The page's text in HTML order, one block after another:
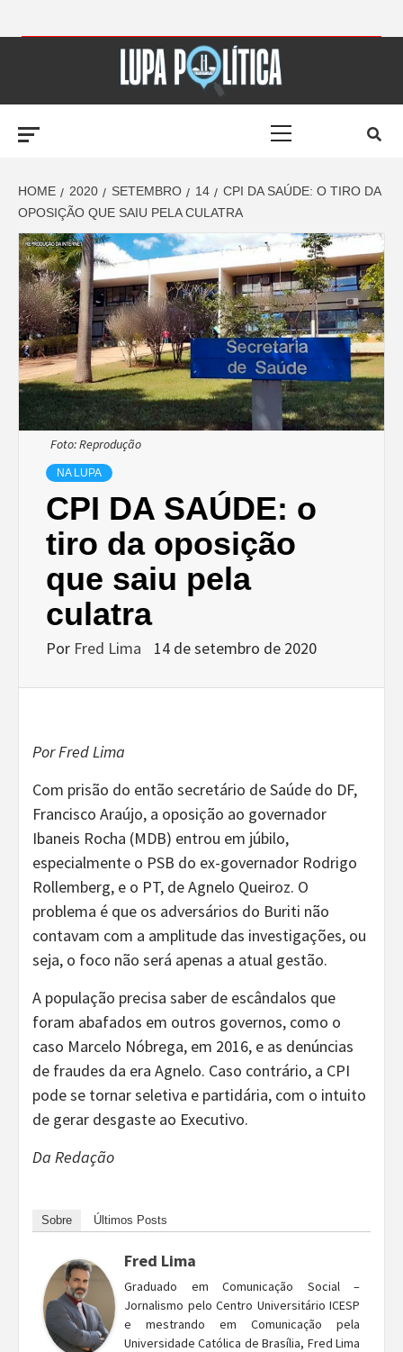
LUPA
POLÍTICA –
AMPLIANDO A
NOTÍCIA
HOME 2020 SETEMBRO 14
CPI DA SAÚDE: O TIRO DA
OPOSIÇÃO QUE SAIU PELA CULATRA
Foto: Reprodução
NA LUPA
CPI DA SAÚDE: o
tiro da oposição
que saiu pela
culatra
Por Fred Lima 14 de setembro de 2020
Por Fred Lima
Com prisão do então secretário de Saúde do DF,
Francisco Araújo, a oposição ao governador
Ibaneis Rocha (MDB) entrou em júbilo,
especialmente o PSB do ex-governador Rodrigo
Rollemberg, e o PT, de Agnelo Queiroz. O
problema é que os adversários do Buriti não
contavam com a amplitude das investigações, ou
seja, o foco não será apenas a atual gestão.
A população precisa saber de escândalos que
foram abafados em outros governos, como o
caso Marcelo Nóbrega, em 2016, e as denúncias
de fraudes da era Agnelo. Caso contrário, a CPI
pode se tornar seletiva e partidária, com o intuito
de gerar desgaste ao Executivo.
Da Redação
Sobre Últimos Posts
Fred Lima
Graduado em Comunicação Social –
Jornalismo pelo Centro Universitário ICESP
e mestrando em Comunicação pela
Universidade Católica de Brasília, Fred Lima